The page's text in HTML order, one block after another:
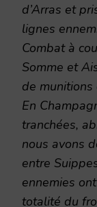
d’Arras et
lignes
Combat à
Somme et
de munitions
En
tranchées,
nous avons
entre
ennemies
totalité du